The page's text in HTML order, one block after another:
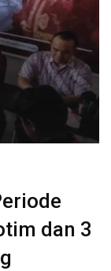
dan 3